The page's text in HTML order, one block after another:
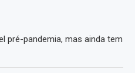
pré-pandemia, mas ainda tem